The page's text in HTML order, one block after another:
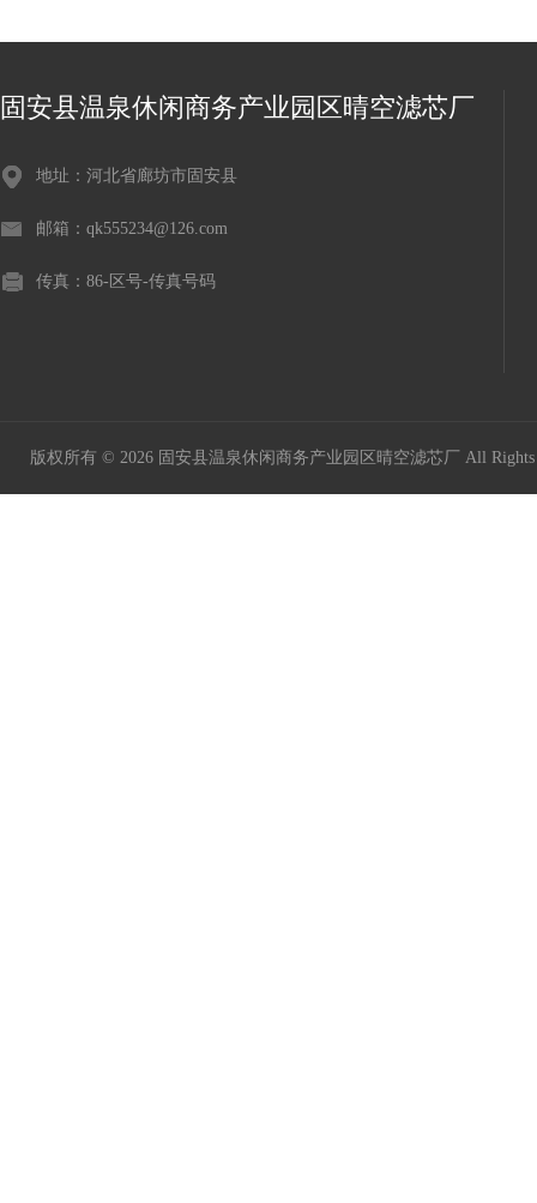
固安县温泉休闲商务产业园区晴空滤芯厂
地址：河北省廊坊市固安县
邮箱：qk555234@126.com
传真：86-区号-传真号码
版权所有 © 2026 固安县温泉休闲商务产业园区晴空滤芯厂 All